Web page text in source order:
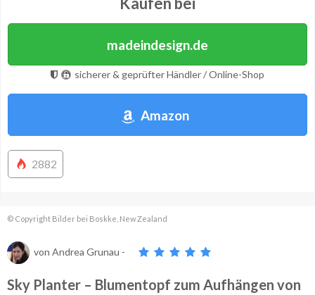
madeindesign.de
sicherer & geprüfter Händler / Online-Shop
Amazon
2882
© Copyright Bilder bei Boskke, New Zealand
von Andrea Grunau -
Sky Planter – Blumentopf zum Aufhängen von